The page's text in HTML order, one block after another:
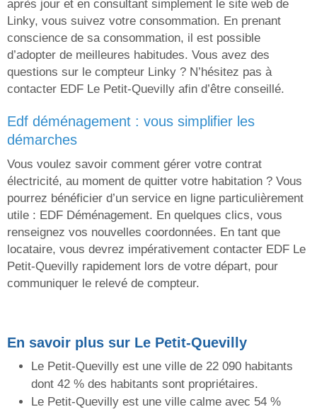
après jour et en consultant simplement le site web de
Linky, vous suivez votre consommation. En prenant
conscience de sa consommation, il est possible
d’adopter de meilleures habitudes. Vous avez des
questions sur le compteur Linky ? N’hésitez pas à
contacter EDF Le Petit-Quevilly afin d’être conseillé.
edf déménagement : vous simplifier les
démarches
Vous voulez savoir comment gérer votre contrat
électricité, au moment de quitter votre habitation ? Vous
pourrez bénéficier d’un service en ligne particulièrement
utile : EDF Déménagement. En quelques clics, vous
renseignez vos nouvelles coordonnées. En tant que
locataire, vous devrez impérativement contacter EDF Le
Petit-Quevilly rapidement lors de votre départ, pour
communiquer le relevé de compteur.
En savoir plus sur Le Petit-Quevilly
Le Petit-Quevilly est une ville de 22 090 habitants
dont 42 % des habitants sont propriétaires.
Le Petit-Quevilly est une ville calme avec 54 %